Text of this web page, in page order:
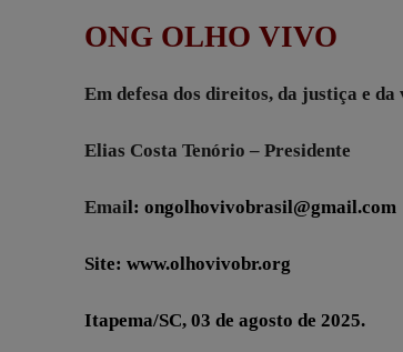
ONG OLHO VIVO
Em defesa dos direitos, da justiça e da
Elias Costa Tenório – Presidente
Email: ongolhovivobrasil@gmail.com
Site: www.olhovivobr.org
Itapema/SC, 03 de agosto de 2025.